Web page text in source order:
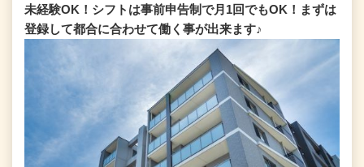
未経験OK！シフトは事前申告制で月1回でもOK！まずは
登録して都合に合わせて働く事が出来ます♪